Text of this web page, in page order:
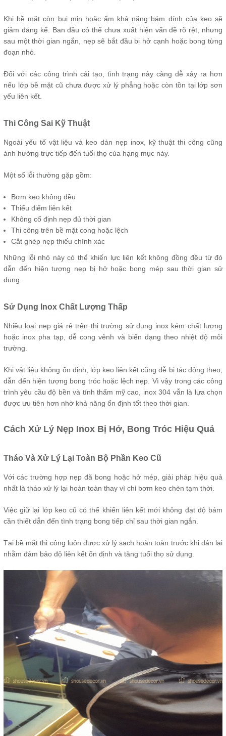
Khi bề mặt còn bụi mịn hoặc ẩm khả năng bám dính của keo sẽ
giảm đáng kể. Ban đầu có thể chưa xuất hiện vấn đề rõ rệt, nhưng
sau một thời gian ngắn, nẹp sẽ bắt đầu bị hở cạnh hoặc bong từng
đoạn nhỏ.
Đối với các công trình cải tạo, tình trạng này càng dễ xảy ra hơn
nếu lớp bề mặt cũ chưa được xử lý phẳng hoặc còn tồn tại lớp sơn
yếu liên kết.
Thi Công Sai Kỹ Thuật
Ngoài yếu tố vật liệu và keo dán nẹp inox, kỹ thuật thi công cũng
ảnh hưởng trực tiếp đến tuổi thọ của hạng mục này.
Một số lỗi thường gặp gồm:
Bơm keo không đều
Thiếu điểm liên kết
Không cố định nẹp đủ thời gian
Thi công trên bề mặt cong hoặc lệch
Cắt ghép nẹp thiếu chính xác
Những lỗi nhỏ này có thể khiến lực liên kết không đồng đều từ đó
dẫn đến hiện tượng nẹp bị hở hoặc bong mép sau thời gian sử
dụng.
Sử Dụng Inox Chất Lượng Thấp
Nhiều loại nẹp giá rẻ trên thị trường sử dụng inox kém chất lượng
hoặc inox pha tạp, dễ cong vênh và biến dạng theo nhiệt độ môi
trường.
Khi vật liệu không ổn định, lớp keo liên kết cũng dễ bị tác động theo,
dẫn đến hiện tượng bong tróc hoặc lệch nẹp. Vì vậy trong các công
trình yêu cầu độ bền và tính thẩm mỹ cao, inox 304 vẫn là lựa chọn
được ưu tiên hơn nhờ khả năng ổn định tốt theo thời gian.
Cách Xử Lý Nẹp Inox Bị Hở, Bong Tróc Hiệu Quả
Tháo Và Xử Lý Lại Toàn Bộ Phần Keo Cũ
Với các trường hợp nẹp đã bong hoặc hở mép, giải pháp hiệu quả
nhất là tháo xử lý lại hoàn toàn thay vì chỉ bơm keo chèn tạm thời.
Việc giữ lại lớp keo cũ có thể khiến liên kết mới không đạt độ bám
cần thiết dẫn đến tình trạng bong tiếp chỉ sau thời gian ngắn.
Tại bề mặt thi công luôn được xử lý sạch hoàn toàn trước khi dán lại
nhằm đảm bảo độ liên kết ổn định và tăng tuổi thọ sử dụng.